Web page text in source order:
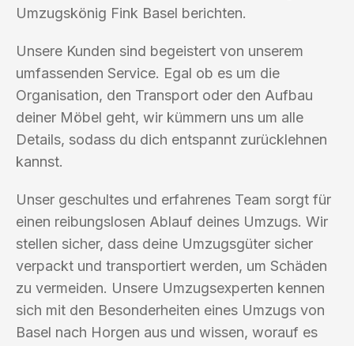
Umzugskönig Fink Basel berichten.
Unsere Kunden sind begeistert von unserem
umfassenden Service. Egal ob es um die
Organisation, den Transport oder den Aufbau
deiner Möbel geht, wir kümmern uns um alle
Details, sodass du dich entspannt zurücklehnen
kannst.
Unser geschultes und erfahrenes Team sorgt für
einen reibungslosen Ablauf deines Umzugs. Wir
stellen sicher, dass deine Umzugsgüter sicher
verpackt und transportiert werden, um Schäden
zu vermeiden. Unsere Umzugsexperten kennen
sich mit den Besonderheiten eines Umzugs von
Basel nach Horgen aus und wissen, worauf es